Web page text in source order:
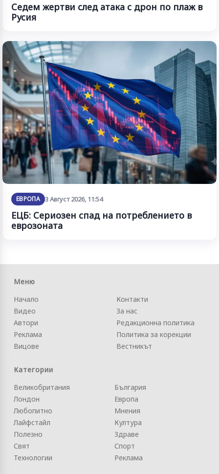
Седем жертви след атака с дрон по плаж в
Русия
ЕВРОПА 3 Август 2026, 11:54
ЕЦБ: Сериозен спад на потреблението в
еврозоната
Меню
Начало
Видео
Автори
Реклама
Вицове
Контакти
За нас
Редакционна политика
Политика за корекции
Вестникът
Категории
Великобритания
Лондон
Любопитно
Лайфстайл
Полезно
Свят
Технологии
България
Европа
Мнения
Култура
Здраве
Спорт
Реклама